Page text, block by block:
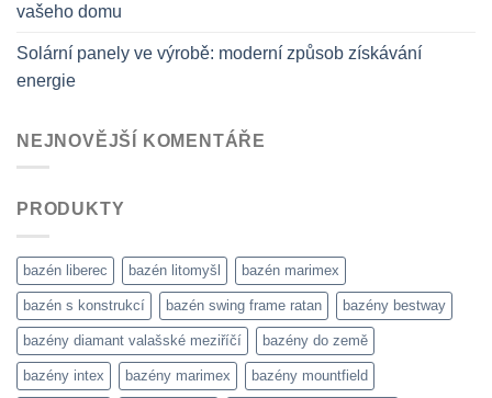
vašeho domu
Solární panely ve výrobě: moderní způsob získávání
energie
NEJNOVĚJŠÍ KOMENTÁŘE
PRODUKTY
bazén liberec bazén litomyšl bazén marimex
bazén s konstrukcí bazén swing frame ratan bazény bestway
bazény diamant valašské meziříčí bazény do země
bazény intex bazény marimex bazény mountfield